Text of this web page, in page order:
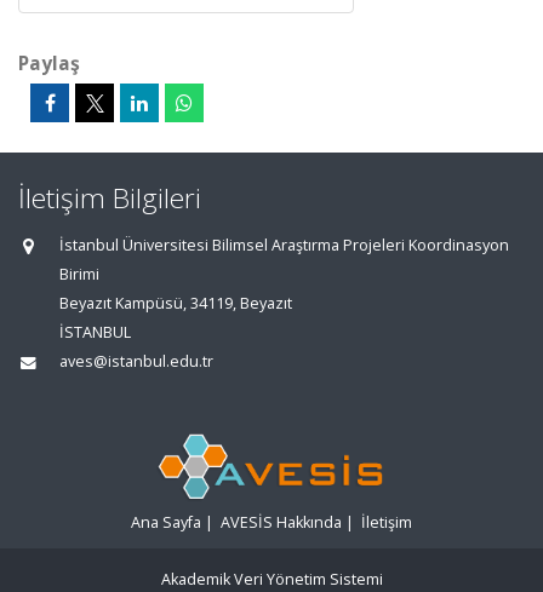
Paylaş
İletişim Bilgileri
İstanbul Üniversitesi Bilimsel Araştırma Projeleri Koordinasyon
Birimi
Beyazıt Kampüsü, 34119, Beyazıt
İSTANBUL
aves@istanbul.edu.tr
Ana Sayfa | AVESİS Hakkında | İletişim
Akademik Veri Yönetim Sistemi